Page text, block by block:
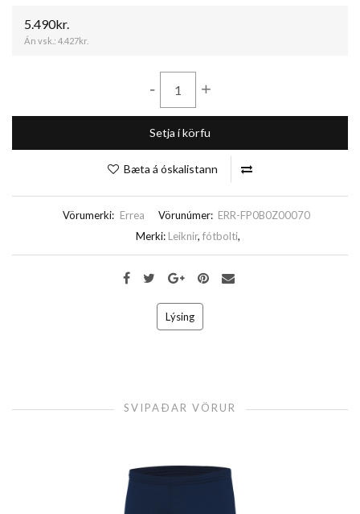
5.490kr.
Án vsk.: 4.427kr.
- +
Setja í körfu
Bæta á óskalistann
Vörumerki: Errea Vörunúmer: ERR-FP0B0Z00070
Merki: Leiknir, fótbolti,
Lýsing
SVIPAÐAR VÖRUR